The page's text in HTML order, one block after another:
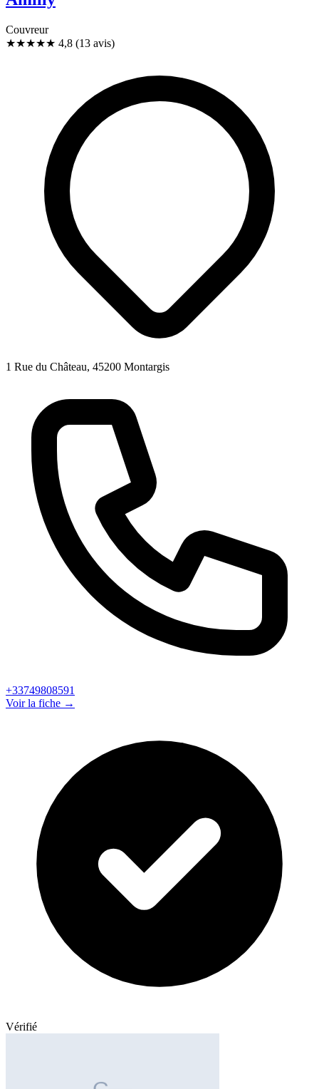
Couvreur
★★★★★ 4,8 (13 avis)
1 Rue du Château, 45200 Montargis
+33749808591
Voir la fiche →
Vérifié